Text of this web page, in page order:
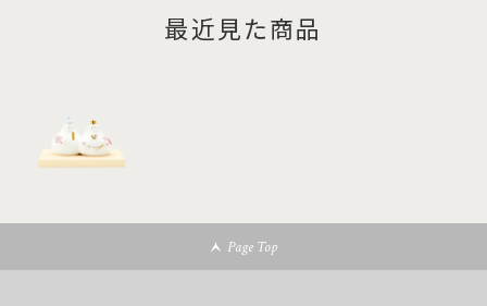
最近見た商品
Page Top